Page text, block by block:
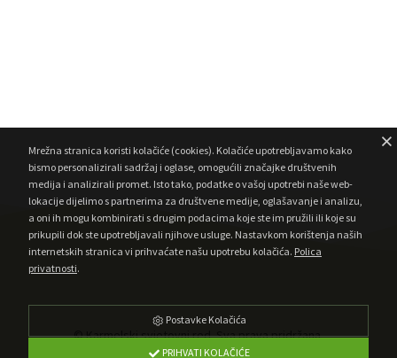
© Karmelski svjetovni red. Sva prava pridržana.
Developed by AMagdic Web Design•Powered by AMagdic CMF
Mrežna stranica koristi kolačiće (cookies). Kolačiće upotrebljavamo kako
bismo personalizirali sadržaj i oglase, omogućili značajke društvenih
medija i analizirali promet. Isto tako, podatke o vašoj upotrebi naše web-
lokacije dijelimo s partnerima za društvene medije, oglašavanje i analizu,
a oni ih mogu kombinirati s drugim podacima koje ste im pružili ili koje su
prikupili dok ste upotrebljavali njihove usluge. Nastavkom korištenja naših
internetskih stranica vi prihvaćate našu upotrebu kolačića. Polica
privatnosti.
Postavke Kolačića
PRIHVATI KOLAČIĆE